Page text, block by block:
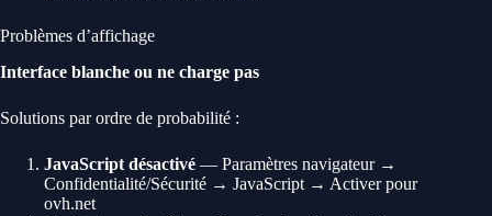
Problèmes d’affichage
Interface blanche ou ne charge pas
Solutions par ordre de probabilité :
JavaScript désactivé — Paramètres navigateur →
Confidentialité/Sécurité → JavaScript → Activer pour
ovh.net